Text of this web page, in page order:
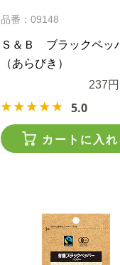
品番：09148
Ｓ＆Ｂ ブラックペッ
（あらびき）
237円
5.0
カートに入